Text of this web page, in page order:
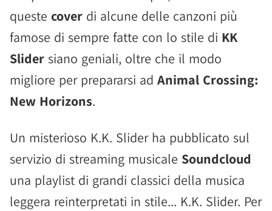
queste cover di alcune delle canzoni più
famose di sempre fatte con lo stile di KK
Slider siano geniali, oltre che il modo
migliore per prepararsi ad Animal Crossing:
New Horizons.
Un misterioso K.K. Slider ha pubblicato sul
servizio di streaming musicale Soundcloud
una playlist di grandi classici della musica
leggera reinterpretati in stile... K.K. Slider. Per